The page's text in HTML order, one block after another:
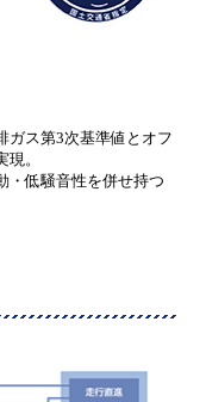
ガス第3次基準値とオフ
。
・低騒音性を併せ持つ